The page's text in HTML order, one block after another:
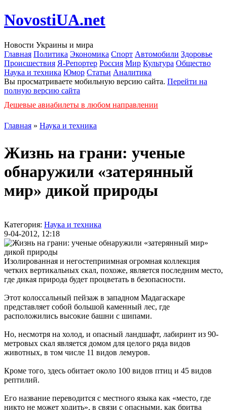
NovostiUA.net
Новости Украины и мира
Главная Политика Экономика Спорт Автомобили Здоровье
Происшествия Я-Репортер Россия Мир Культура Общество
Наука и техника Юмор Статьи Аналитика
Вы просматриваете мобильную версию сайта. Перейти на
полную версию сайта
Дешевые авиабилеты в любом направлении
Главная » Наука и техника
Жизнь на грани: ученые
обнаружили «затерянный
мир» дикой природы
Категория: Наука и техника
9-04-2012, 12:18
Изолированная и негостеприимная огромная коллекция
четких вертикальных скал, похоже, является последним место,
где дикая природа будет процветать в безопасности.
Этот колоссальный пейзаж в западном Мадагаскаре
представляет собой большой каменный лес, где
расположились высокие башни с шипами.
Но, несмотря на холод, и опасный ландшафт, лабиринт из 90-
метровых скал является домом для целого ряда видов
животных, в том числе 11 видов лемуров.
Кроме того, здесь обитает около 100 видов птиц и 45 видов
рептилий.
Его название переводится с местного языка как «место, где
никто не может ходить», в связи с опасными, как бритва